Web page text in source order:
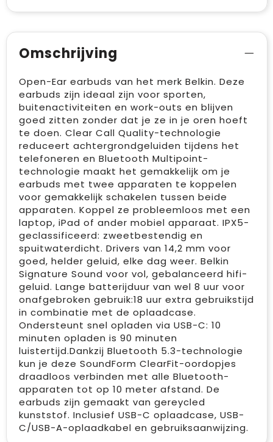
Omschrijving
Open-Ear earbuds van het merk Belkin. Deze
earbuds zijn ideaal zijn voor sporten,
buitenactiviteiten en work-outs en blijven
goed zitten zonder dat je ze in je oren hoeft
te doen. Clear Call Quality-technologie
reduceert achtergrondgeluiden tijdens het
telefoneren en Bluetooth Multipoint-
technologie maakt het gemakkelijk om je
earbuds met twee apparaten te koppelen
voor gemakkelijk schakelen tussen beide
apparaten. Koppel ze probleemloos met een
laptop, iPad of ander mobiel apparaat. IPX5-
geclassificeerd: zweetbestendig en
spuitwaterdicht. Drivers van 14,2 mm voor
goed, helder geluid, elke dag weer. Belkin
Signature Sound voor vol, gebalanceerd hifi-
geluid. Lange batterijduur van wel 8 uur voor
onafgebroken gebruik:18 uur extra gebruikstijd
in combinatie met de oplaadcase.
Ondersteunt snel opladen via USB-C: 10
minuten opladen is 90 minuten
luistertijd.Dankzij Bluetooth 5.3-technologie
kun je deze SoundForm ClearFit-oordopjes
draadloos verbinden met alle Bluetooth-
apparaten tot op 10 meter afstand. ‌De
earbuds zijn gemaakt van gereycled
kunststof. Inclusief USB-C oplaadcase, USB-
C/USB-A-oplaadkabel en gebruiksaanwijzing.